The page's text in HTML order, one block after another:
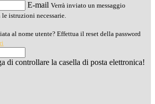
E-mail Verrà inviato un messaggio
istruzioni necessarie.
al nome utente? Effettua il reset della password
di controllare la casella di posta elettronica!